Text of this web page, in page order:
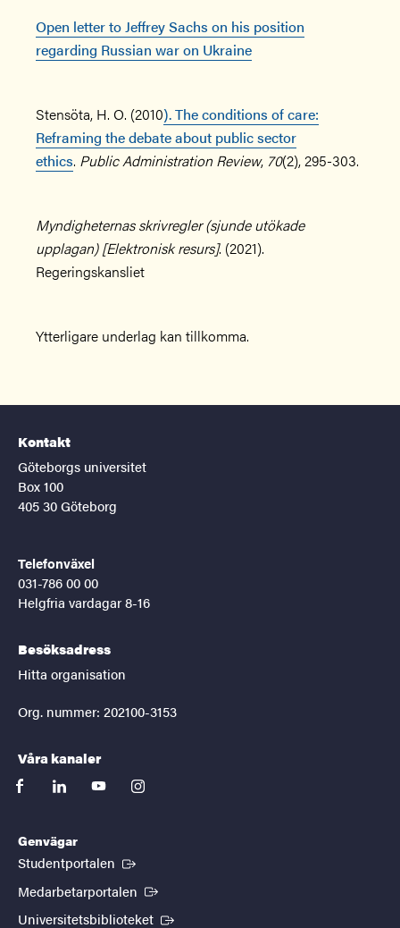
Open letter to Jeffrey Sachs on his position
regarding Russian war on Ukraine
Stensöta, H. O. (2010). The conditions of care:
Reframing the debate about public sector
ethics. Public Administration Review, 70(2), 295-303.
Myndigheternas skrivregler (sjunde utökade
upplagan) [Elektronisk resurs]. (2021).
Regeringskansliet
Ytterligare underlag kan tillkomma.
Kontakt
Göteborgs universitet
Box 100
405 30 Göteborg
Telefonväxel
031-786 00 00
Helgfria vardagar 8-16
Besöksadress
Hitta organisation
Org. nummer: 202100-3153
Våra kanaler
facebooklinkedinyoutubeinstagram
Genvägar
Studentportalen (Extern länk)
Medarbetarportalen (Extern länk)
Universitetsbiblioteket (Extern länk)